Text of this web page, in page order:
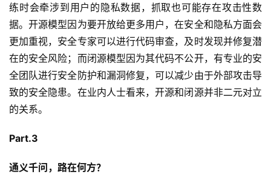
练时会牵涉到用户的隐私数据，抓取也可能存在攻击性数
据。开源模型因为要开放给更多用户，在安全和隐私方面会
更加重视，安全专家可以进行代码审查，及时发现并修复潜
在的安全风险；而闭源模型因为其代码不公开，有专业的安
全团队进行安全防护和漏洞修复，可以减少由于外部攻击导
致的安全隐患。在业内人士看来，开源和闭源并非二元对立
的关系。
Part.3
通义千问，路在何方？